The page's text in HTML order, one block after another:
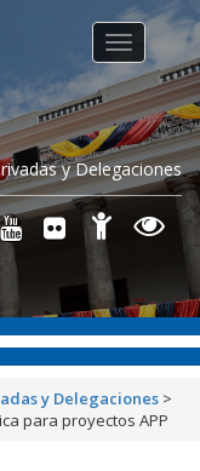
y Delegaciones
Toggle
y Delegaciones >
para proyectos APP